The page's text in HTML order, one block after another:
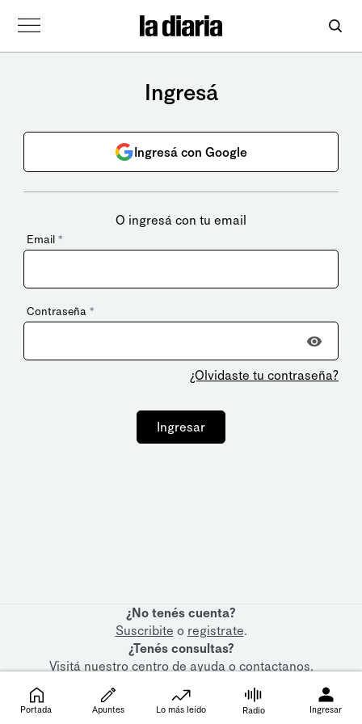
Ingresá
Ingresá con Google
O ingresá con tu email
Email *
Contraseña *
¿Olvidaste tu contraseña?
Ingresar
¿No tenés cuenta?
Suscribite o registrate.
¿Tenés consultas?
Visitá nuestrocentro de ayudaocontactanos.
Portada Apuntes Lo más leído Radio Ingresar